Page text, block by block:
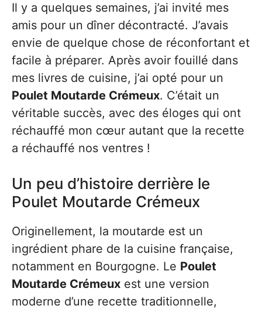
Il y a quelques semaines, j’ai invité mes
amis pour un dîner décontracté. J’avais
envie de quelque chose de réconfortant et
facile à préparer. Après avoir fouillé dans
mes livres de cuisine, j’ai opté pour un
Poulet Moutarde Crémeux. C’était un
véritable succès, avec des éloges qui ont
réchauffé mon cœur autant que la recette
a réchauffé nos ventres !
Un peu d’histoire derrière le
Poulet Moutarde Crémeux
Originellement, la moutarde est un
ingrédient phare de la cuisine française,
notamment en Bourgogne. Le Poulet
Moutarde Crémeux est une version
moderne d’une recette traditionnelle,